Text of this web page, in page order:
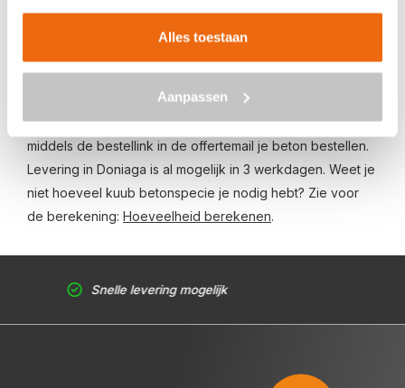
Alles toestaan
Aanpassen
in Doniaga bestellen is eenvoudig: vraag vrijblijvend een
type beton, de optionele keuze voor een betonpomp en
je e-mailadres in en ontvang binnen enkele seconden een
gerichte prijs per e-mail voor Doniaga. Aansluitend kun je
middels de bestellink in de offertemail je beton bestellen.
Levering in Doniaga is al mogelijk in 3 werkdagen. Weet je
niet hoeveel kuub betonspecie je nodig hebt? Zie voor
de berekening: Hoeveelheid berekenen.
Snelle levering mogelijk